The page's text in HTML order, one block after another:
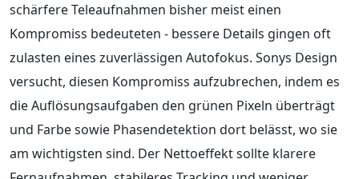
schärfere Teleaufnahmen bisher meist einen
Kompromiss bedeuteten - bessere Details gingen oft
zulasten eines zuverlässigen Autofokus. Sonys Design
versucht, diesen Kompromiss aufzubrechen, indem es
die Auflösungsaufgaben den grünen Pixeln überträgt
und Farbe sowie Phasendetektion dort belässt, wo sie
am wichtigsten sind. Der Nettoeffekt sollte klarere